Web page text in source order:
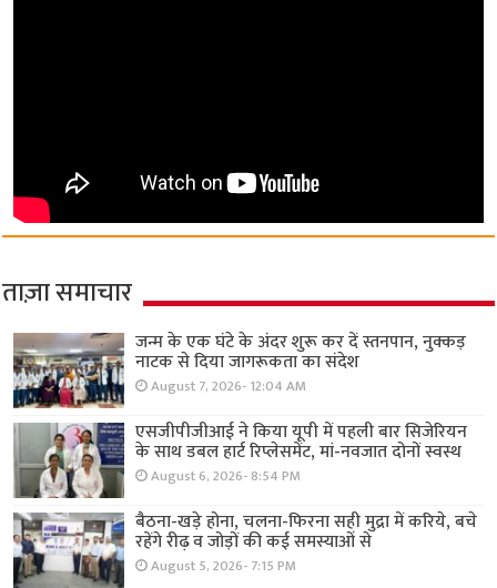
ताज़ा समाचार
जन्म के एक घंटे के अंदर शुरू कर दें स्तनपान, नुक्कड़
नाटक से दिया जागरूकता का संदेश
August 7, 2026- 12:04 AM
एसजीपीजीआई ने किया यूपी में पहली बार सिजेरियन
के साथ डबल हार्ट रिप्लेसमेंट, मां-नवजात दोनों स्वस्थ
August 6, 2026- 8:54 PM
बैठना-खड़े होना, चलना-फिरना सही मुद्रा में करिये, बचे
रहेंगे रीढ़ व जोड़ों की कई समस्याओं से
August 5, 2026- 7:15 PM